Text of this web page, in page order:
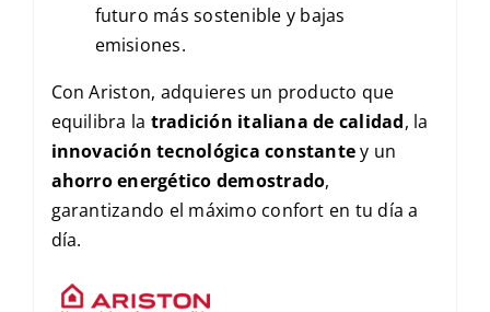
futuro más sostenible y bajas
emisiones.
Con Ariston, adquieres un producto que
equilibra la tradición italiana de calidad, la
innovación tecnológica constantey un
ahorro energético demostrado,
garantizando el máximo confort en tu día a
día.